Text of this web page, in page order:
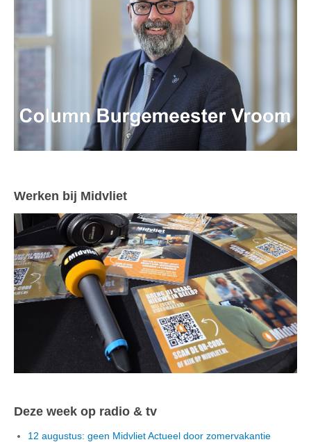
Werken bij Midvliet
Deze week op radio & tv
12 augustus: geen Midvliet Actueel door zomervakantie